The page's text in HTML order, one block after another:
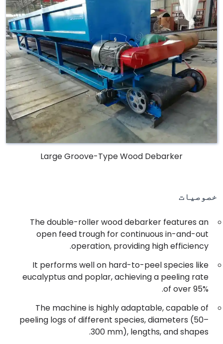
Large Groove-Type Wood Debarker
خصوصیات
The double-roller wood debarker features an
open feed trough for continuous in-and-out
operation, providing high efficiency.
It performs well on hard-to-peel species like
eucalyptus and poplar, achieving a peeling rate
of over 95%.
The machine is highly adaptable, capable of
peeling logs of different species, diameters (50–
300 mm), lengths, and shapes.